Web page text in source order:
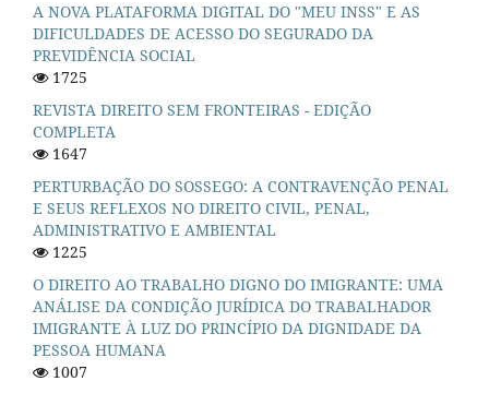
A NOVA PLATAFORMA DIGITAL DO "MEU INSS" E AS
DIFICULDADES DE ACESSO DO SEGURADO DA
PREVIDÊNCIA SOCIAL
1725
REVISTA DIREITO SEM FRONTEIRAS - EDIÇÃO
COMPLETA
1647
PERTURBAÇÃO DO SOSSEGO: A CONTRAVENÇÃO PENAL
E SEUS REFLEXOS NO DIREITO CIVIL, PENAL,
ADMINISTRATIVO E AMBIENTAL
1225
O DIREITO AO TRABALHO DIGNO DO IMIGRANTE: UMA
ANÁLISE DA CONDIÇÃO JURÍDICA DO TRABALHADOR
IMIGRANTE À LUZ DO PRINCÍPIO DA DIGNIDADE DA
PESSOA HUMANA
1007